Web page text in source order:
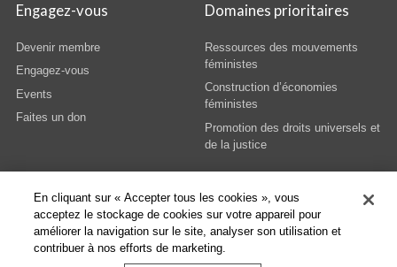
Engagez-vous
Devenir membre
Engagez-vous
Events
Faites un don
Domaines prioritaires
Ressources des mouvements
féministes
Construction d’économies
féministes
Promotion des droits universels et
de la justice
© Copyright AWID 2026. All rights reserved.Terms & Conditions
En cliquant sur « Accepter tous les cookies », vous
acceptez le stockage de cookies sur votre appareil pour
améliorer la navigation sur le site, analyser son utilisation et
contribuer à nos efforts de marketing.